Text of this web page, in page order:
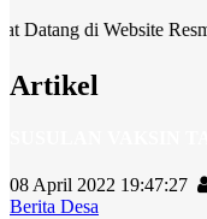
di Website Resmi Desa
Artikel
08 April 2022 19:47:27
Berita Desa